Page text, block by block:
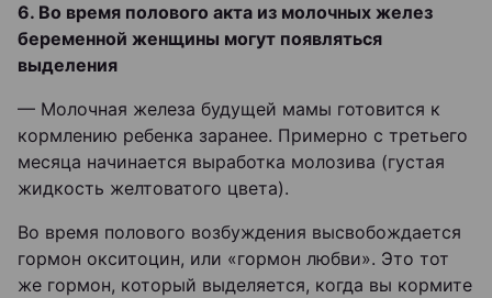
6. Во время полового акта из молочных желез
беременной женщины могут появляться
выделения
— Молочная железа будущей мамы готовится к
кормлению ребенка заранее. Примерно с третьего
месяца начинается выработка молозива (густая
жидкость желтоватого цвета).
Во время полового возбуждения высвобождается
гормон окситоцин, или «гормон любви». Это тот
же гормон, который выделяется, когда вы кормите